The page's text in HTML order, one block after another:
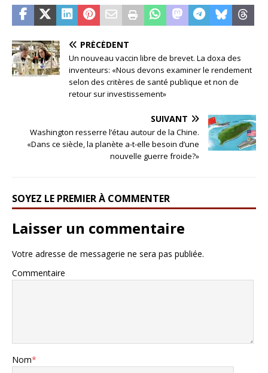
PRÉCÉDENT
Un nouveau vaccin libre de brevet. La doxa des
inventeurs: «Nous devons examiner le rendement
selon des critères de santé publique et non de
retour sur investissement»
SUIVANT
Washington resserre l’étau autour de la Chine.
«Dans ce siècle, la planète a-t-elle besoin d’une
nouvelle guerre froide?»
SOYEZ LE PREMIER À COMMENTER
Laisser un commentaire
Votre adresse de messagerie ne sera pas publiée.
Commentaire
Nom*